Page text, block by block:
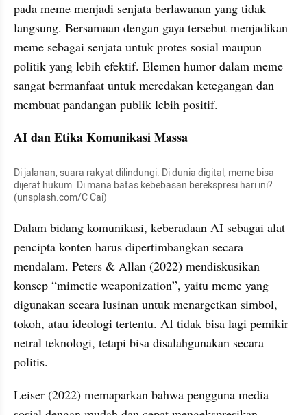
pada meme menjadi senjata berlawanan yang tidak
langsung. Bersamaan dengan gaya tersebut menjadikan
meme sebagai senjata untuk protes sosial maupun
politik yang lebih efektif. Elemen humor dalam meme
sangat bermanfaat untuk meredakan ketegangan dan
membuat pandangan publik lebih positif.
AI dan Etika Komunikasi Massa
Di jalanan, suara rakyat dilindungi. Di dunia digital, meme bisa
dijerat hukum. Di mana batas kebebasan berekspresi hari ini?
(unsplash.com/C Cai)
Dalam bidang komunikasi, keberadaan AI sebagai alat
pencipta konten harus dipertimbangkan secara
mendalam. Peters & Allan (2022) mendiskusikan
konsep “mimetic weaponization”, yaitu meme yang
digunakan secara lusinan untuk menargetkan simbol,
tokoh, atau ideologi tertentu. AI tidak bisa lagi pemikir
netral teknologi, tetapi bisa disalahgunakan secara
politis.
Leiser (2022) memaparkan bahwa pengguna media